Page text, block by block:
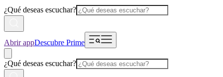
¿Qué deseas escuchar?
Abrir appDescubre Prime
¿Qué deseas escuchar?